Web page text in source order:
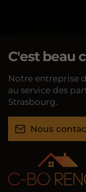
C'est beau
Notre entreprise
au service des
Strasbourg.
Nous